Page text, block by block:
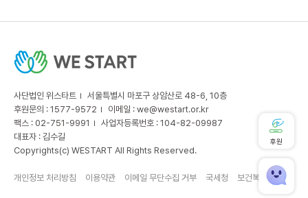
사단법인 위스타트
서울특별시 마포구 상암산로 48-6, 10층
후원문의 : 1577-9572
이메일 : we@westart.or.kr
팩스 : 02-751-9991
사업자등록번호 : 104-82-09987
대표자 : 김수길
Copyrights(c) WESTART All Rights Reserved.
개인정보 처리방침 이용약관 이메일 무단수집 거부 국세청 보건복지부
후원